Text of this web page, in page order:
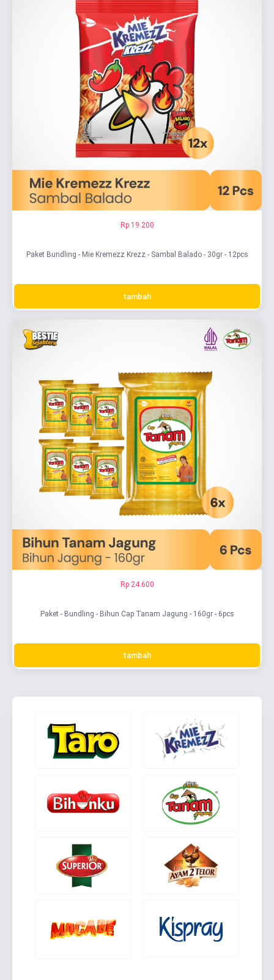
Rp 19.200
Paket Bundling - Mie Kremezz Krezz - Sambal Balado - 30gr - 12pcs
tambah
Rp 24.600
Paket - Bundling - Bihun Cap Tanam Jagung - 160gr - 6pcs
tambah